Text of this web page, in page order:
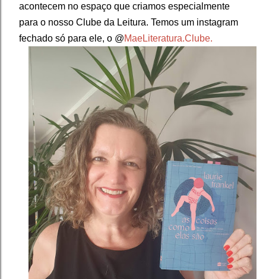
acontecem no espaço que criamos especialmente
para o nosso Clube da Leitura. Temos um instagram
fechado só para ele, o @MaeLiteratura.Clube.